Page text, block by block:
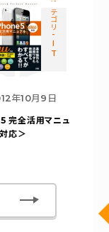
カテゴリ-IT
年10月9日
全活用マニュ
応＞